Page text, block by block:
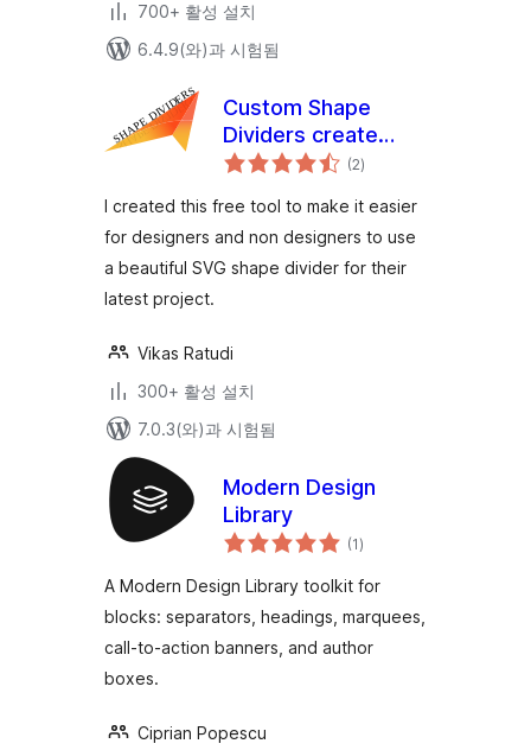
700+ 활성 설치
6.4.9(와)과 시험됨
Custom Shape
Dividers create
dividers in a easy
(2전
체
점
)
I created this free tool to make it easier
for designers and non designers to use
a beautiful SVG shape divider for their
latest project.
Vikas Ratudi
300+ 활성 설치
7.0.3(와)과 시험됨
Modern Design
Library
(1전
체
점
)
A Modern Design Library toolkit for
blocks: separators, headings, marquees,
call-to-action banners, and author
boxes.
Ciprian Popescu